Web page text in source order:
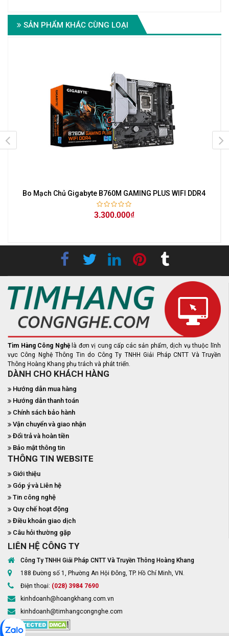
SẢN PHẨM KHÁC CÙNG LOẠI
Bo Mạch Chủ Gigabyte B760M GAMING PLUS WIFI DDR4
3.300.000₫
Tìm Hàng Công Nghệ là đơn vị cung cấp các sản phẩm, dịch vụ thuộc lĩnh
vực Công Nghệ Thông Tin do Công Ty TNHH Giải Pháp CNTT Và Truyền
Thông Hoàng Khang phụ trách và phát triển.
DÀNH CHO KHÁCH HÀNG
Hướng dẫn mua hàng
Hướng dẫn thanh toán
Chính sách bảo hành
Vận chuyển và giao nhận
Đổi trả và hoàn tiền
Bảo mật thông tin
THÔNG TIN WEBSITE
Giới thiệu
Góp ý và Liên hệ
Tin công nghệ
Quy chế hoạt động
Điều khoản giao dịch
Câu hỏi thường gặp
LIÊN HỆ CÔNG TY
Công Ty TNHH Giải Pháp CNTT Và Truyền Thông Hoàng Khang
188 Đường số 1, Phường An Hội Đông, TP. Hồ Chí Minh, VN.
Điện thoại: (028) 3984 7690
kinhdoanh@hoangkhang.com.vn
kinhdoanh@timhangcongnghe.com